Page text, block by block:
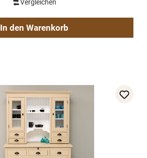
Vergleichen
In den Warenkorb